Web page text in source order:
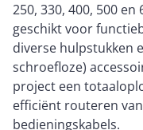
250, 330, 400, 500
geschikt voor
diverse hulpstukken
schroefloze)
project een
efficiënt routeren
bedieningskabels.